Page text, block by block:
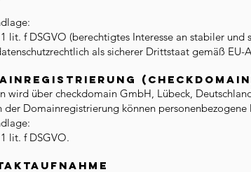
lit. f DSGVO (berechtigtes Interesse an stabiler und
als sicherer Drittstaat gemäß EU-
wird über checkdomain GmbH, Lübeck,
der Domainregistrierung können
lit. f DSGVO.